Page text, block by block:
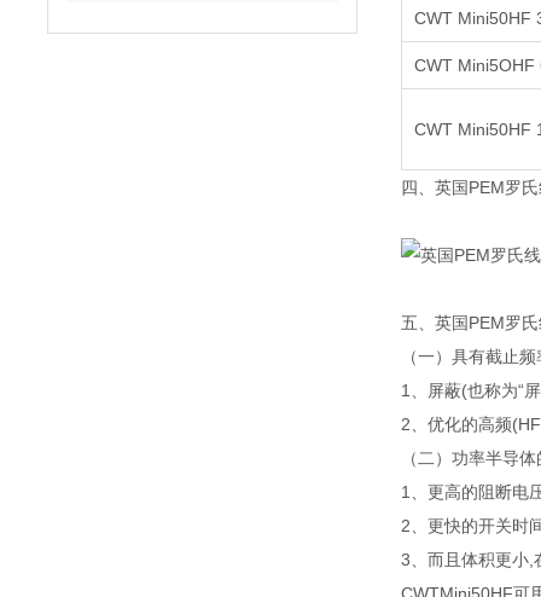
CWT Mini50HF
CWT Mini5OHF
CWT Mini50HF
四、英国PEM罗
五、英国PEM罗
（一）具有截止
1、屏蔽(也称为“
2、优化的高频
（二）功率半导
1、更高的阻断电
2、更快的开关时
3、而且体积更小,